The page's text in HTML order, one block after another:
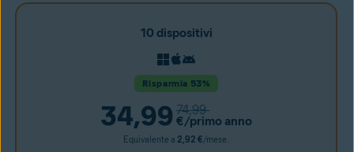
10 dispositivi
Risparmia 53%
34,99 74,99
€/primo anno
Equivalente a 2,92 €/mese.